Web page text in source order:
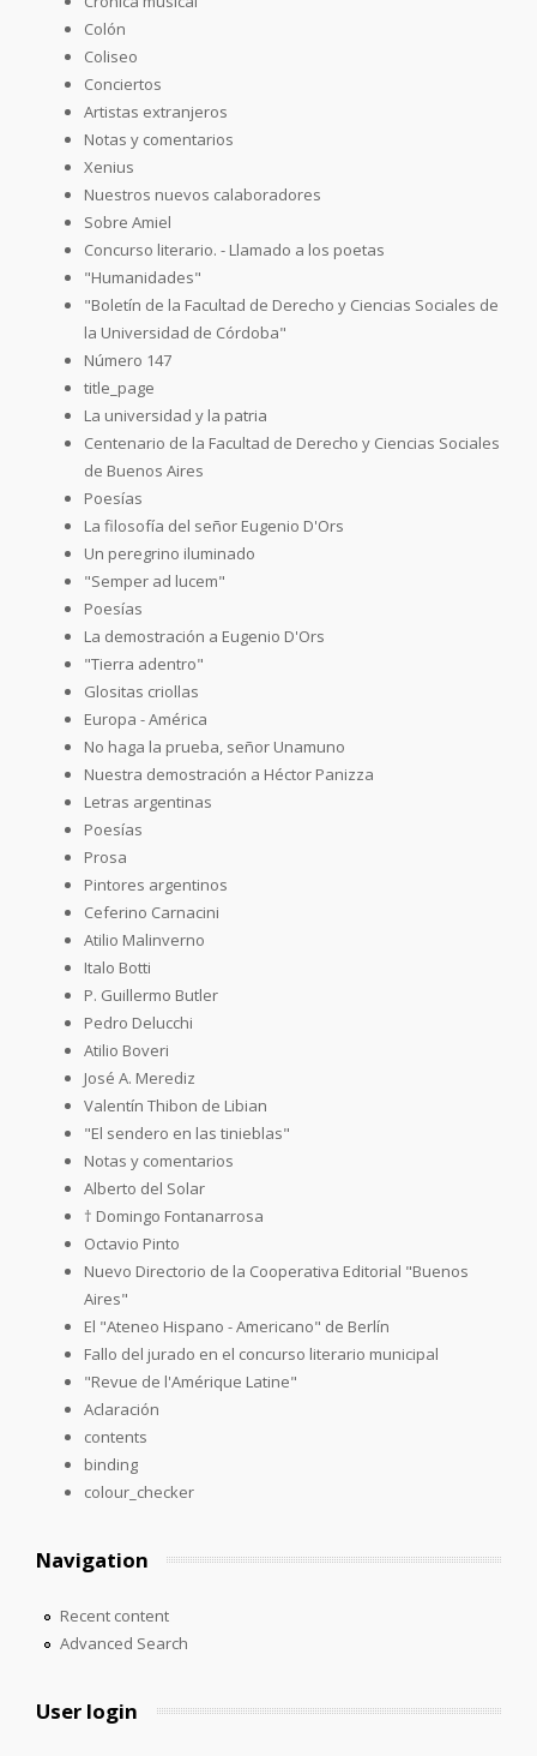
Colón
Coliseo
Conciertos
Artistas extranjeros
Notas y comentarios
Xenius
Nuestros nuevos calaboradores
Sobre Amiel
Concurso literario. - Llamado a los poetas
"Humanidades"
"Boletín de la Facultad de Derecho y Ciencias Sociales de
la Universidad de Córdoba"
Número 147
title_page
La universidad y la patria
Centenario de la Facultad de Derecho y Ciencias Sociales
de Buenos Aires
Poesías
La filosofía del señor Eugenio D'Ors
Un peregrino iluminado
"Semper ad lucem"
Poesías
La demostración a Eugenio D'Ors
"Tierra adentro"
Glositas criollas
Europa - América
No haga la prueba, señor Unamuno
Nuestra demostración a Héctor Panizza
Letras argentinas
Poesías
Prosa
Pintores argentinos
Ceferino Carnacini
Atilio Malinverno
Italo Botti
P. Guillermo Butler
Pedro Delucchi
Atilio Boveri
José A. Merediz
Valentín Thibon de Libian
"El sendero en las tinieblas"
Notas y comentarios
Alberto del Solar
† Domingo Fontanarrosa
Octavio Pinto
Nuevo Directorio de la Cooperativa Editorial "Buenos
Aires"
El "Ateneo Hispano - Americano" de Berlín
Fallo del jurado en el concurso literario municipal
"Revue de l'Amérique Latine"
Aclaración
contents
binding
colour_checker
Navigation
Recent content
Advanced Search
User login